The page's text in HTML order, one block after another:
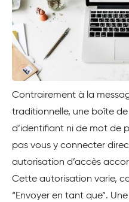
Contrairement à la
traditionnelle, une boîte
d’identifiant ni de mot de
pas vous y connecter
autorisation d’accès
Cette autorisation varie,
“Envoyer en tant que”.